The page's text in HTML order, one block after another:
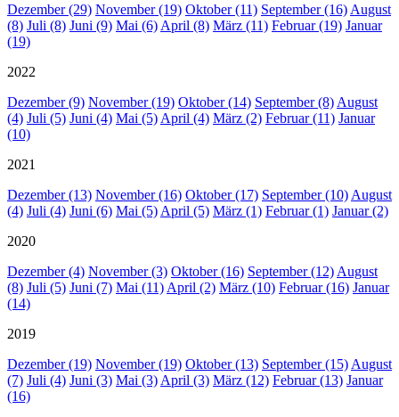
Dezember (29) November (19) Oktober (11) September (16) August
(8) Juli (8) Juni (9) Mai (6) April (8) März (11) Februar (19) Januar
(19)
2022
Dezember (9) November (19) Oktober (14) September (8) August
(4) Juli (5) Juni (4) Mai (5) April (4) März (2) Februar (11) Januar
(10)
2021
Dezember (13) November (16) Oktober (17) September (10) August
(4) Juli (4) Juni (6) Mai (5) April (5) März (1) Februar (1) Januar (2)
2020
Dezember (4) November (3) Oktober (16) September (12) August
(8) Juli (5) Juni (7) Mai (11) April (2) März (10) Februar (16) Januar
(14)
2019
Dezember (19) November (19) Oktober (13) September (15) August
(7) Juli (4) Juni (3) Mai (3) April (3) März (12) Februar (13) Januar
(16)